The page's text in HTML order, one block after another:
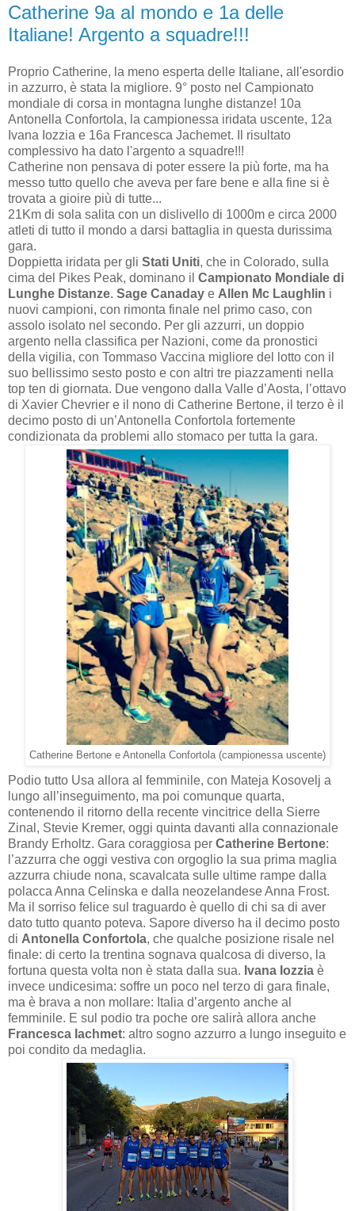
Catherine 9a al mondo e 1a delle
Italiane! Argento a squadre!!!
Proprio Catherine, la meno esperta delle Italiane, all'esordio
in azzurro, è stata la migliore. 9° posto nel Campionato
mondiale di corsa in montagna lunghe distanze! 10a
Antonella Confortola, la campionessa iridata uscente, 12a
Ivana Iozzia e 16a Francesca Jachemet. Il risultato
complessivo ha dato l'argento a squadre!!!
Catherine non pensava di poter essere la più forte, ma ha
messo tutto quello che aveva per fare bene e alla fine si è
trovata a gioire più di tutte...
21Km di sola salita con un dislivello di 1000m e circa 2000
atleti di tutto il mondo a darsi battaglia in questa durissima
gara.
Doppietta iridata per gli Stati Uniti, che in Colorado, sulla
cima del Pikes Peak, dominano il Campionato Mondiale di
Lunghe Distanze. Sage Canaday e Allen Mc Laughlin i
nuovi campioni, con rimonta finale nel primo caso, con
assolo isolato nel secondo. Per gli azzurri, un doppio
argento nella classifica per Nazioni, come da pronostici
della vigilia, con Tommaso Vaccina migliore del lotto con il
suo bellissimo sesto posto e con altri tre piazzamenti nella
top ten di giornata. Due vengono dalla Valle d’Aosta, l’ottavo
di Xavier Chevrier e il nono di Catherine Bertone, il terzo è il
decimo posto di un’Antonella Confortola fortemente
condizionata da problemi allo stomaco per tutta la gara.
Catherine Bertone e Antonella Confortola (campionessa uscente)
Podio tutto Usa allora al femminile, con Mateja Kosovelj a
lungo all’inseguimento, ma poi comunque quarta,
contenendo il ritorno della recente vincitrice della Sierre
Zinal, Stevie Kremer, oggi quinta davanti alla connazionale
Brandy Erholtz. Gara coraggiosa per Catherine Bertone:
l’azzurra che oggi vestiva con orgoglio la sua prima maglia
azzurra chiude nona, scavalcata sulle ultime rampe dalla
polacca Anna Celinska e dalla neozelandese Anna Frost.
Ma il sorriso felice sul traguardo è quello di chi sa di aver
dato tutto quanto poteva. Sapore diverso ha il decimo posto
di Antonella Confortola, che qualche posizione risale nel
finale: di certo la trentina sognava qualcosa di diverso, la
fortuna questa volta non è stata dalla sua. Ivana Iozzia è
invece undicesima: soffre un poco nel terzo di gara finale,
ma è brava a non mollare: Italia d’argento anche al
femminile. E sul podio tra poche ore salirà allora anche
Francesca Iachmet: altro sogno azzurro a lungo inseguito e
poi condito da medaglia.